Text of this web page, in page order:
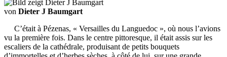
von Dieter J Baumgart
C’était à Pézenas, « Versailles du Languedoc », où nous l’avions
vu la première fois. Dans le centre pittoresque, il était assis sur les
escaliers de la cathédrale, produisant de petits bouquets